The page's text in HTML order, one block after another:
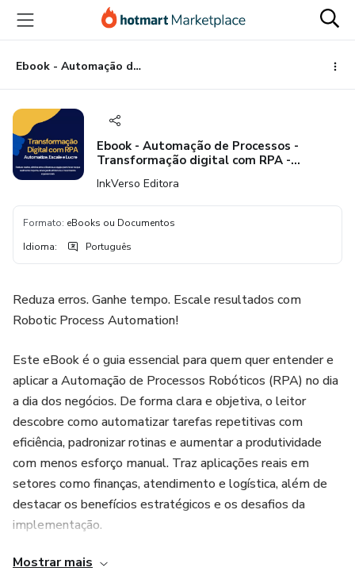
para
conteúdo
principal
para
pagamento
para
rodapé
Ebook - Automação de Processos - Transformação digital com RPA - Automatize, Escale e Lucre
Ebook - Automação de Processos -
Transformação digital com RPA -
InkVerso Editora
Formato: eBooks ou Documentos
Idioma: Português
Reduza erros. Ganhe tempo. Escale resultados com
Robotic Process Automation!
Este eBook é o guia essencial para quem quer entender e
aplicar a Automação de Processos Robóticos (RPA) no dia
a dia dos negócios. De forma clara e objetiva, o leitor
descobre como automatizar tarefas repetitivas com
eficiência, padronizar rotinas e aumentar a produtividade
com menos esforço manual. Traz aplicações reais em
setores como finanças, atendimento e logística, além de
destacar os benefícios estratégicos e os desafios da
implementação.
Ideal para profissionais de tecnologia, gestores e
Mostrar mais